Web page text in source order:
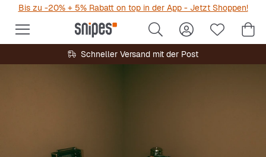
Bis zu -20% + 5% Rabatt on top in der App - Jetzt Shoppen!
Schneller Versand mit der Post